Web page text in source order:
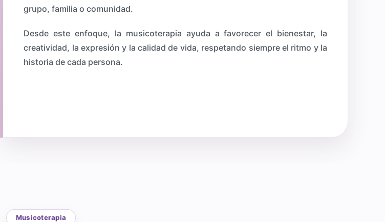
grupo, familia o comunidad.
Desde este enfoque, la musicoterapia ayuda a favorecer el bienestar, la
creatividad, la expresión y la calidad de vida, respetando siempre el ritmo y la
historia de cada persona.
Musicoterapia